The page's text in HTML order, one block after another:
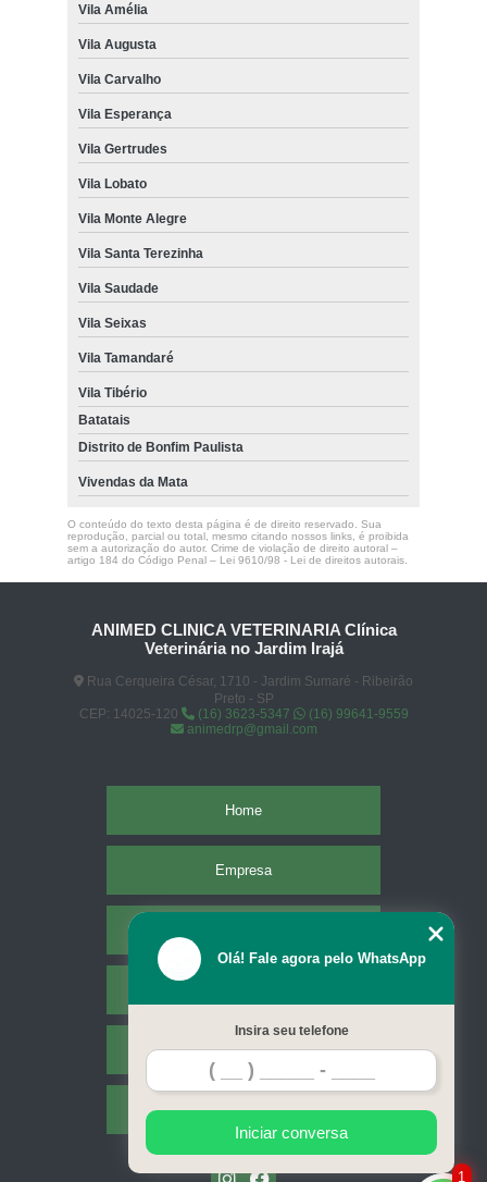
Vila Amélia
Vila Augusta
Vila Carvalho
Vila Esperança
Vila Gertrudes
Vila Lobato
Vila Monte Alegre
Vila Santa Terezinha
Vila Saudade
Vila Seixas
Vila Tamandaré
Vila Tibério
Batatais
Distrito de Bonfim Paulista
Vivendas da Mata
O conteúdo do texto desta página é de direito reservado. Sua
reprodução, parcial ou total, mesmo citando nossos links, é proibida
sem a autorização do autor. Crime de violação de direito autoral –
artigo 184 do Código Penal – Lei 9610/98 - Lei de direitos autorais.
ANIMED CLINICA VETERINARIA Clínica
Veterinária no Jardim Irajá
Rua Cerqueira César, 1710 - Jardim Sumaré - Ribeirão
Preto - SP
CEP: 14025-120
(16) 3623-5347
(16) 99641-9559
animedrp@gmail.com
Home
Empresa
Contato
Mapa do site
1
Olá! Fale agora pelo WhatsApp
Insira seu telefone
Iniciar conversa